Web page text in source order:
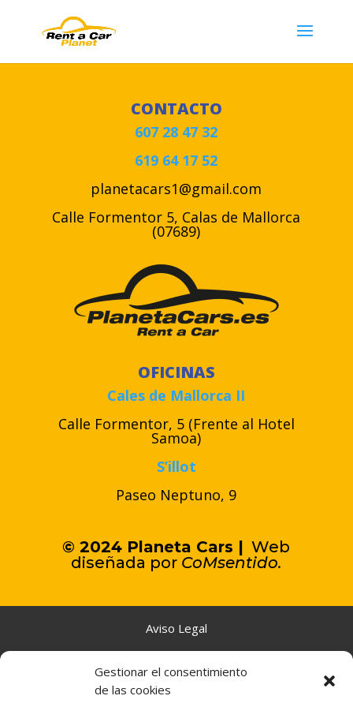
Gestionar el consentimiento
de las cookies
CONTACTO
607 28 47 32
619 64 17 52
planetacars1@gmail.com
Calle Formentor 5, Calas de Mallorca
(07689)
OFICINAS
Cales de Mallorca II
Calle Formentor, 5 (Frente al Hotel
Samoa)
S’illot
Paseo Neptuno, 9
© 2024 Planeta Cars | Web
diseñada porCoMsentido.
Aviso Legal
Política de Cookies